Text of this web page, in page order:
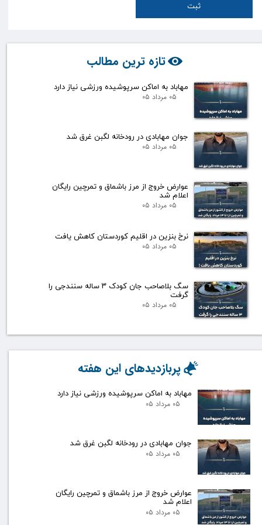
تازه ترین مطالب
مهاباد به اماکن سرپوشیده ورزشی نیاز دارد
۰۵ مرداد ۰۵
جوان مهابادی در رودخانه لگبن غرق شد
۰۵ مرداد ۰۵
عوارض خروج از مرز باشماق و تمرچین رایگان
اعلام شد
۰۵ مرداد ۰۵
نرخ بنزین در اقلیم کوردستان کاهش یافت
۰۵ مرداد ۰۵
سگ بلاصاحب جان کودک ۳ ساله سنندجی را
گرفت
۰۵ مرداد ۰۵
مهاباد به اماکن سرپوشیده ورزشی نیاز دارد
۰۵ مرداد ۰۵
جوان مهابادی در رودخانه لگبن غرق شد
۰۵ مرداد ۰۵
عوارض خروج از مرز باشماق و تمرچین رایگان
اعلام شد
۰۵ مرداد ۰۵
پربازدیدهای این هفته
ثبت